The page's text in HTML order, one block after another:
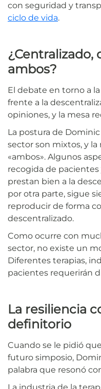
con seguridad y
ciclo de vida.
¿Centralizado,
ambos?
El debate en torno a
frente a la
opiniones, y la mesa
La postura de
sector son mixtos, y la
«ambos». Algunos
recogida de pacientes
prestan bien a la
por otra parte, sigue
reproducir de forma
descentralizado.
Como ocurre con
sector, no existe un
Diferentes terapias,
pacientes requerirán
La resiliencia
definitorio
Cuando se le pidió
futuro simposio,
palabra que resonó